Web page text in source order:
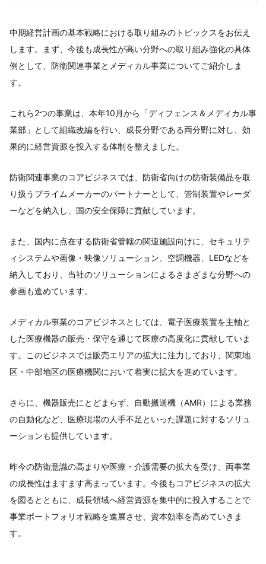
中期経営計画の基本戦略における取り組みのトピックスをお伝え
します。まず、今後も成長性が高い分野への取り組み強化の具体
例として、防衛関連事業とメディカル事業についてご紹介しま
す。
これら2つの事業は、本年10月から「ディフェンス＆メディカル事
業部」として組織改編を行い、成長分野である両分野に対し、効
果的に経営資源を投入する体制を整えました。
防衛関連事業のコアビジネスでは、防衛省向けの防衛装備品を取
り扱うプライムメーカーのパートナーとして、管制装置やレーダ
ーなどを納入し、国の安全保障に貢献しています。
また、国内に点在する防衛省管轄の関連施設向けに、セキュリテ
ィシステムや画像・映像ソリューション、空調機器、LEDなどを
納入しており、当社のソリューションによるさまざまな分野への
参画も進めています。
メディカル事業のコアビジネスとしては、電子医療装置を主軸と
した医療機器の販売・保守を通じて医療の高度化に貢献していま
す。このビジネスでは販売エリアの拡大に注力しており、関東地
区・中部地区の医療機関において着実に拡大を進めています。
さらに、機器販売にとどまらず、自動搬送機（AMR）による業務
の自動化など、医療現場の人手不足といった課題に対するソリュ
ーションも提供しています。
昨今の防衛意識の高まりや医療・介護需要の拡大を受け、両事業
の成長性はますます高まっています。今後もコアビジネスの拡大
を図るとともに、成長領域へ経営資源を集中的に投入することで
事業ポートフォリオ戦略を進展させ、資本効率を高めていきま
す。